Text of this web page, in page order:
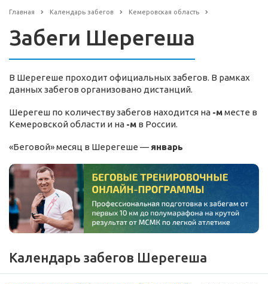
Главная Календарь забегов Кемеровская область
Забеги Шерегеша
В Шерегеше проходит официальных забегов. В рамках
данных забегов организовано дистанций.
Шерегеш по количеству забегов находится на -мместе в
Кемеровской области и на -м в России.
«Беговой» месяц в Шерегеше — январь
Календарь забегов Шерегеша